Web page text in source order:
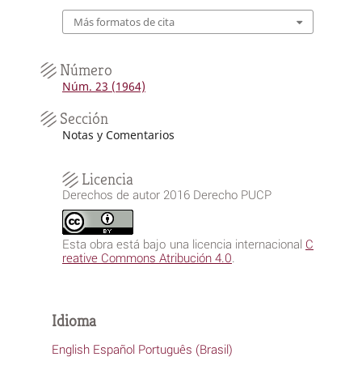
Más formatos de cita
Número
Núm. 23 (1964)
Sección
Notas y Comentarios
Licencia
Derechos de autor 2016 Derecho PUCP
Esta obra está bajo una licencia internacional C
reative Commons Atribución 4.0
Idioma
English Español Português (Brasil)